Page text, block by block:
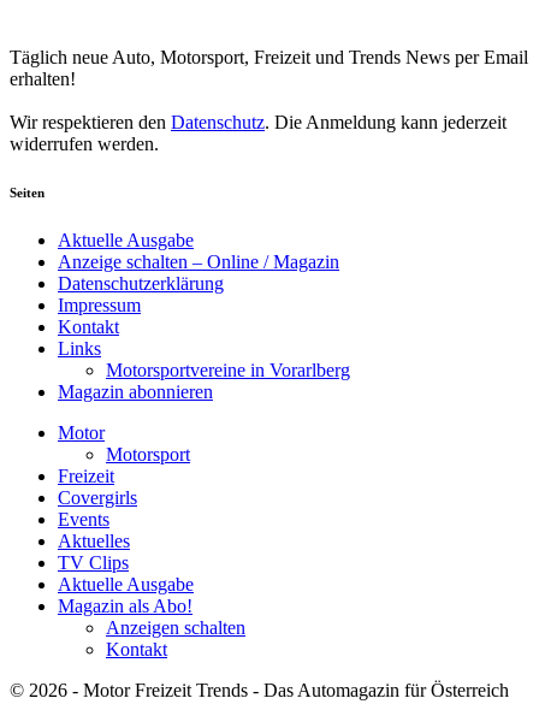
Täglich neue Auto, Motorsport, Freizeit und Trends News per Email
erhalten!
Wir respektieren den Datenschutz. Die Anmeldung kann jederzeit
widerrufen werden.
Seiten
Aktuelle Ausgabe
Anzeige schalten – Online / Magazin
Datenschutzerklärung
Impressum
Kontakt
Links
Motorsportvereine in Vorarlberg
Magazin abonnieren
Motor
Motorsport
Freizeit
Covergirls
Events
Aktuelles
TV Clips
Aktuelle Ausgabe
Magazin als Abo!
Anzeigen schalten
Kontakt
© 2026 - Motor Freizeit Trends - Das Automagazin für Österreich